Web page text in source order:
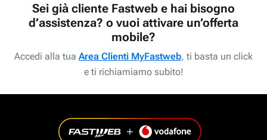
Sei già cliente Fastweb e hai bisogno
d’assistenza? o vuoi attivare un’offerta
mobile?
Accedi alla tua Area Clienti MyFastweb, ti basta un click
e ti richiamiamo subito!